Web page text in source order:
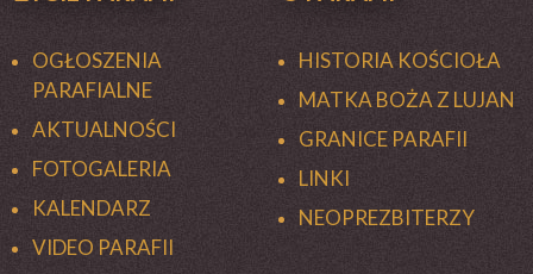
OGŁOSZENIA
PARAFIALNE
AKTUALNOŚCI
FOTOGALERIA
KALENDARZ
VIDEO PARAFII
HISTORIA KOŚCIOŁA
MATKA BOŻA Z LUJAN
GRANICE PARAFII
LINKI
NEOPREZBITERZY